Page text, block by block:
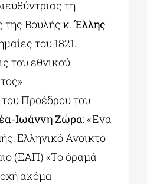
τη
της Βουλής κ. Έλλης
του 1821.
του εθνικού
Προέδρου του
Ιωάννη Ζώρα: «Ένα
Ελληνικό Ανοικτό
(ΕΑΠ) «Το όραμά
ακόμα